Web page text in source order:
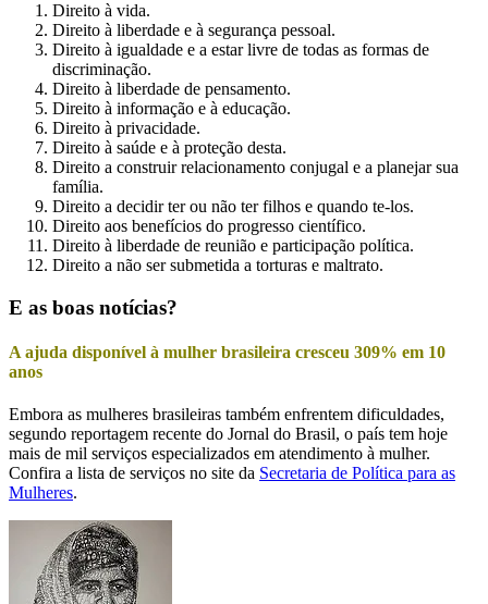
Direito à vida.
Direito à liberdade e à segurança pessoal.
Direito à igualdade e a estar livre de todas as formas de
discriminação.
Direito à liberdade de pensamento.
Direito à informação e à educação.
Direito à privacidade.
Direito à saúde e à proteção desta.
Direito a construir relacionamento conjugal e a planejar sua
família.
Direito a decidir ter ou não ter filhos e quando te-los.
Direito aos benefícios do progresso científico.
Direito à liberdade de reunião e participação política.
Direito a não ser submetida a torturas e maltrato.
E as boas notícias?
A ajuda disponível à mulher brasileira cresceu 309% em 10
anos
Embora as mulheres brasileiras também enfrentem dificuldades,
segundo reportagem recente do Jornal do Brasil, o país tem hoje
mais de mil serviços especializados em atendimento à mulher.
Confira a lista de serviços no site da Secretaria de Política para as
Mulheres.